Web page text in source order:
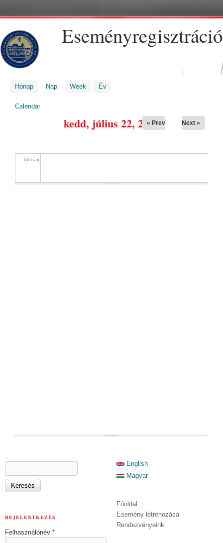
Eseményregisztráció
Hónap Nap (aktív fül)
Week Év
JELENLEGI HELY
Calendar
kedd, július 22, 2025
« Prev Next »
All day
KERESÉS ŰRLAP
BEJELENTKEZÉS
Felhasználónév *
English
Magyar
Főoldal
Esemény létrehozása
Rendezvényeink